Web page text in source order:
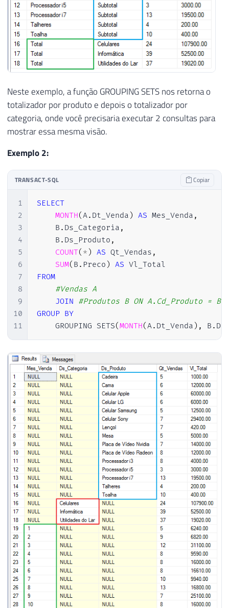
Neste exemplo, a função GROUPING SETS nos retorna o
totalizador por produto e depois o totalizador por
categoria, onde você precisaria executar 2 consultas para
mostrar essa mesma visão.
Exemplo 2:
TRANSACT-SQL Copiar
1
2
3
4
5
6
7
8
9
10
11
SELECT
MONTH(A. Dt_Venda ) AS Mes_Venda ,
    B
. Ds_Categoria ,
    B
. Ds_Produto ,
COUNT( * ) AS Qt_Vendas ,
SUM( B . Preco ) AS
FROM
#Vendas A
JOIN #Produtos B ON A.Cd_Produto =
GROUP BY
    GROUPING SETS
(MONTH(A. Dt_Venda ) , B .